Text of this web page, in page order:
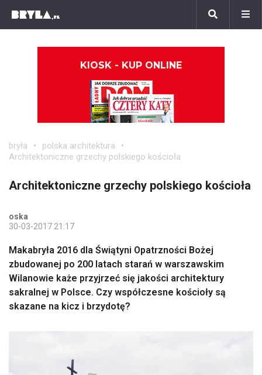
KIOSK - KUP ONLINE
bryła
polska architektura
Architektoniczne grzechy polskiego kościoła
Architektoniczne grzechy polskiego kościoła
oska
30-03-2017 21:17
Makabryła 2016 dla Świątyni Opatrzności Bożej
zbudowanej po 200 latach starań w warszawskim
Wilanowie każe przyjrzeć się jakości architektury
sakralnej w Polsce. Czy współczesne kościoły są
skazane na kicz i brzydotę?